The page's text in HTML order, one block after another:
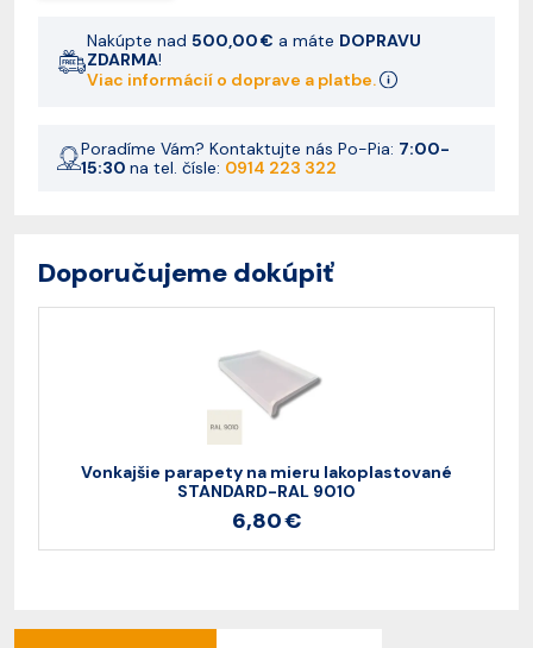
Nakúpte nad 500,00 € a máte DOPRAVU
ZDARMA!
Viac informácií o doprave a platbe.
Poradíme Vám? Kontaktujte nás Po-Pia: 7:00-
15:30 na tel. čísle: 0914 223 322
Doporučujeme dokúpiť
Vonkajšie parapety na mieru lakoplastované
STANDARD-RAL 9010
6,80 €